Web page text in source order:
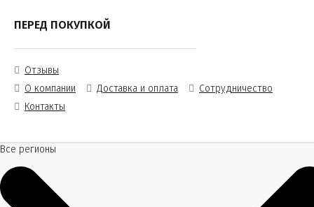
ПЕРЕД ПОКУПКОЙ
Отзывы
О компании
Доставка и оплата
Сотрудничество
Контакты
Все регионы